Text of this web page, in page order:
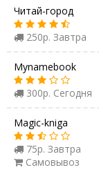
Читай-город
250р. Завтра
Mynamebook
300р. Сегодня
Magic-kniga
75р. Завтра
Самовывоз